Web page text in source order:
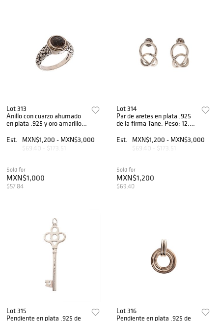
Lot 313
Anillo con cuarzo ahumado
en plata .925 y oro amarillo
5.8 g.
Est. MXN$1,200 - MXN$3,000
$69.40 - $173.51
Sold for
MXN$1,000
$57.84
Lot 314
Par de aretes en plata .925
de la firma Tane. Peso: 12.7
Est.
MXN$1,200 - MXN$3,000
$69.40 - $173.51
Sold for
MXN$1,200
$69.40
Lot 315
Pendiente en plata .925 de
Lot 316
Pendiente en plata .925 de